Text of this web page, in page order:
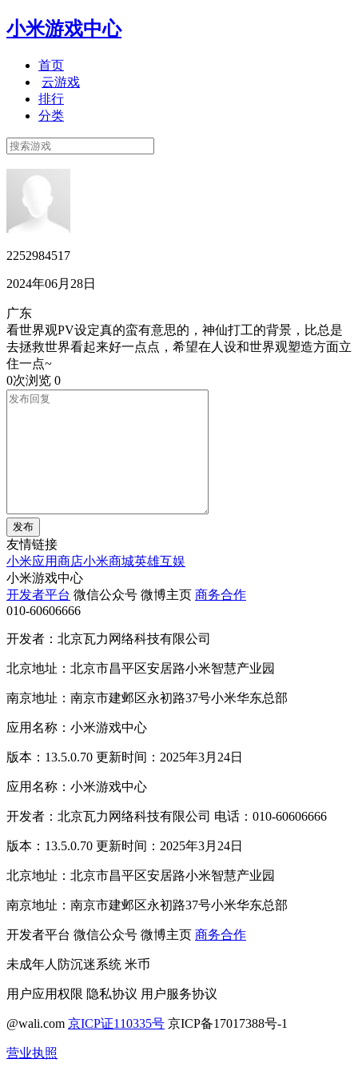
小米游戏中心
首页
云游戏
排行
分类
2252984517
2024年06月28日
广东
看世界观PV设定真的蛮有意思的，神仙打工的背景，比总是
去拯救世界看起来好一点点，希望在人设和世界观塑造方面立
住一点~
0次浏览 0
发布
友情链接
小米应用商店小米商城英雄互娱
小米游戏中心
开发者平台 微信公众号 微博主页 商务合作
010-60606666
开发者：北京瓦力网络科技有限公司
北京地址：北京市昌平区安居路小米智慧产业园
南京地址：南京市建邺区永初路37号小米华东总部
应用名称：小米游戏中心
版本：13.5.0.70 更新时间：2025年3月24日
应用名称：小米游戏中心
开发者：北京瓦力网络科技有限公司 电话：010-60606666
版本：13.5.0.70 更新时间：2025年3月24日
北京地址：北京市昌平区安居路小米智慧产业园
南京地址：南京市建邺区永初路37号小米华东总部
开发者平台 微信公众号 微博主页 商务合作
未成年人防沉迷系统 米币
用户应用权限 隐私协议 用户服务协议
@wali.com 京ICP证110335号 京ICP备17017388号-1
营业执照